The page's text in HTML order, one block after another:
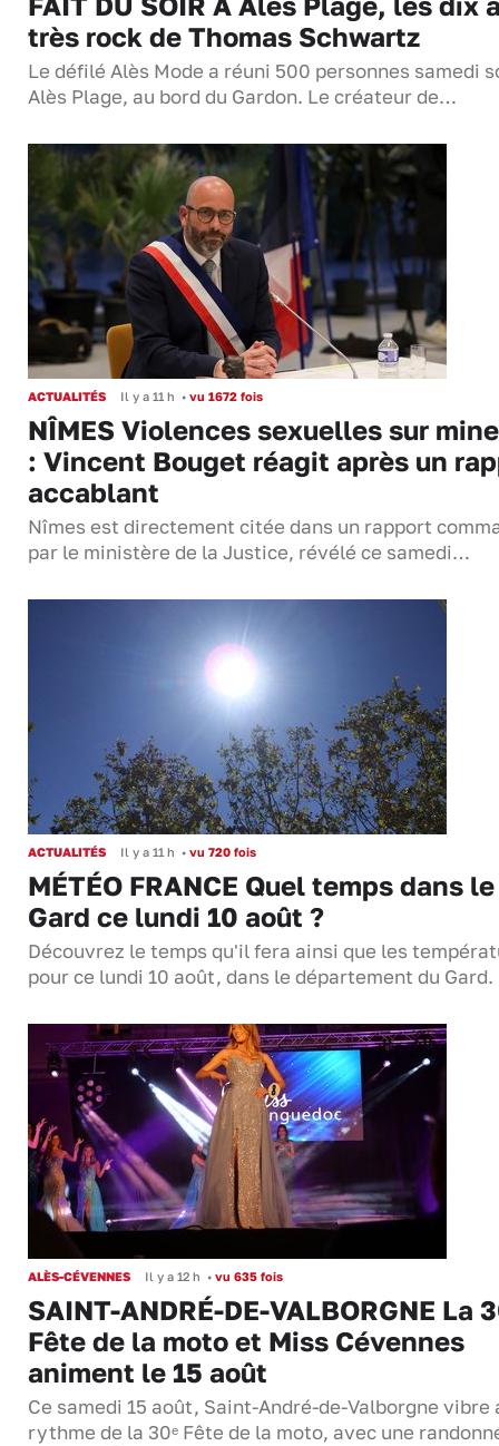
très rock de Thomas Schwartz
Le défilé Alès Mode a réuni 500 personnes samedi
Alès Plage, au bord du Gardon. Le créateur de…
ACTUALITÉS Il y a 11 h • vu 1672 fois
NÎMES Violences sexuelles sur
: Vincent Bouget réagit après un
accablant
Nîmes est directement citée dans un rapport
par le ministère de la Justice, révélé ce samedi…
ACTUALITÉS Il y a 11 h • vu 720 fois
MÉTÉO FRANCE Quel temps dans le
Gard ce lundi 10 août ?
Découvrez le temps qu'il fera ainsi que les
pour ce lundi 10 août, dans le département du Gard.
ALÈS-CÉVENNES Il y a 12 h • vu 635 fois
SAINT-ANDRÉ-DE-VALBORGNE La
Fête de la moto et Miss Cévennes
animent le 15 août
Ce samedi 15 août, Saint-André-de-Valborgne vibre
rythme de la 30ᵉ Fête de la moto, avec une